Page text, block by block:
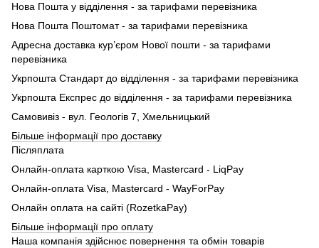
Нова Пошта у відділення - за тарифами перевізника
Нова Пошта Поштомат - за тарифами перевізника
Адресна доставка кур’єром Нової пошти - за тарифами
перевізника
Укрпошта Стандарт до відділення - за тарифами перевізника
Укрпошта Експрес до відділення - за тарифами перевізника
Самовивіз - вул. Геологів 7, Хмельницький
Більше інформації про доставку
Післяплата
Онлайн-оплата карткою Visa, Mastercard - LiqPay
Онлайн-оплата Visa, Mastercard - WayForPay
Онлайн оплата на сайті (RozetkaPay)
Більше інформації про оплату
Наша компанія здійснює повернення та обмін товарів